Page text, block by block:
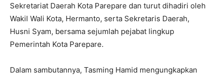
Sekretariat Daerah Kota Parepare dan turut dihadiri oleh
Wakil Wali Kota, Hermanto, serta Sekretaris Daerah,
Husni Syam, bersama sejumlah pejabat lingkup
Pemerintah Kota Parepare.
Dalam sambutannya, Tasming Hamid mengungkapkan